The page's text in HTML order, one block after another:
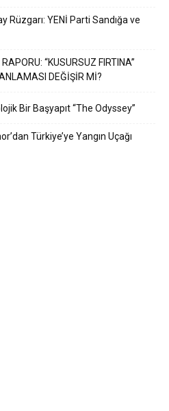
Rüzgarı: YENİ Parti Sandığa ve
“KUSURSUZ FIRTINA”
DEĞİŞİR Mİ?
Bir Başyapıt “The Odyssey”
Türkiye’ye Yangın Uçağı